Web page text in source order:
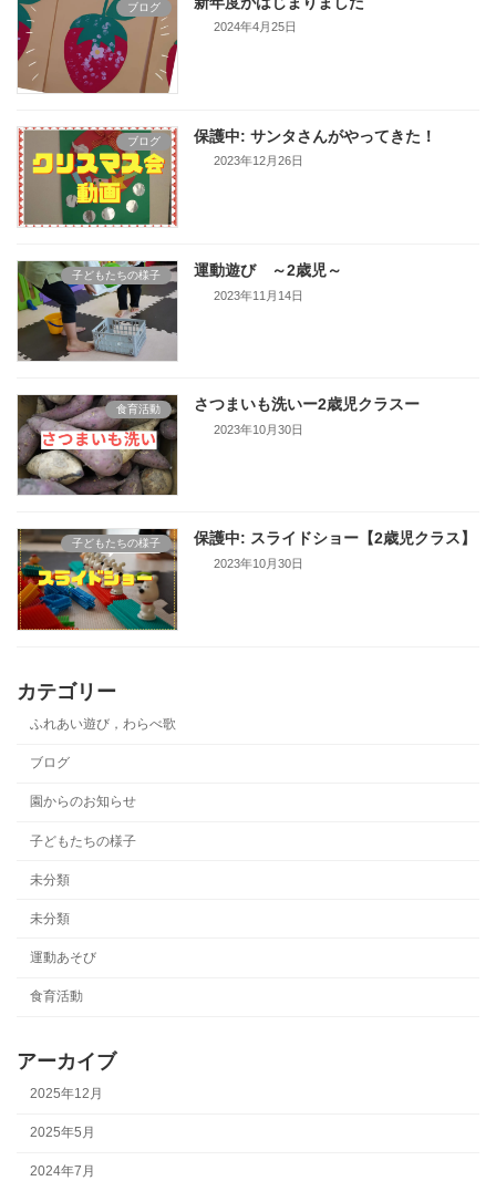
ブログ
2024年4月25日
ブログ 保護中: サンタさんがやってきた！
2023年12月26日
子どもたちの様子 運動遊び ～2歳児～
2023年11月14日
食育活動 さつまいも洗いー2歳児クラスー
2023年10月30日
子どもたちの様子 保護中: スライドショー【2歳児クラス】
2023年10月30日
カテゴリー
ふれあい遊び，わらべ歌
ブログ
園からのお知らせ
子どもたちの様子
未分類
未分類
運動あそび
食育活動
アーカイブ
2025年12月
2025年5月
2024年7月